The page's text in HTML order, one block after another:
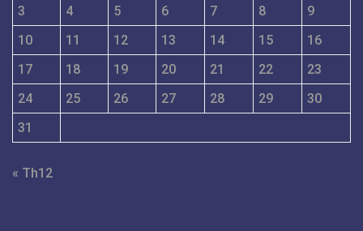
3
4 5 6 7 8
9
10
11 12 13 14 15
16
17
18 19 20 21 22
23
24
25 26 27 28 29
30
31
« Th12